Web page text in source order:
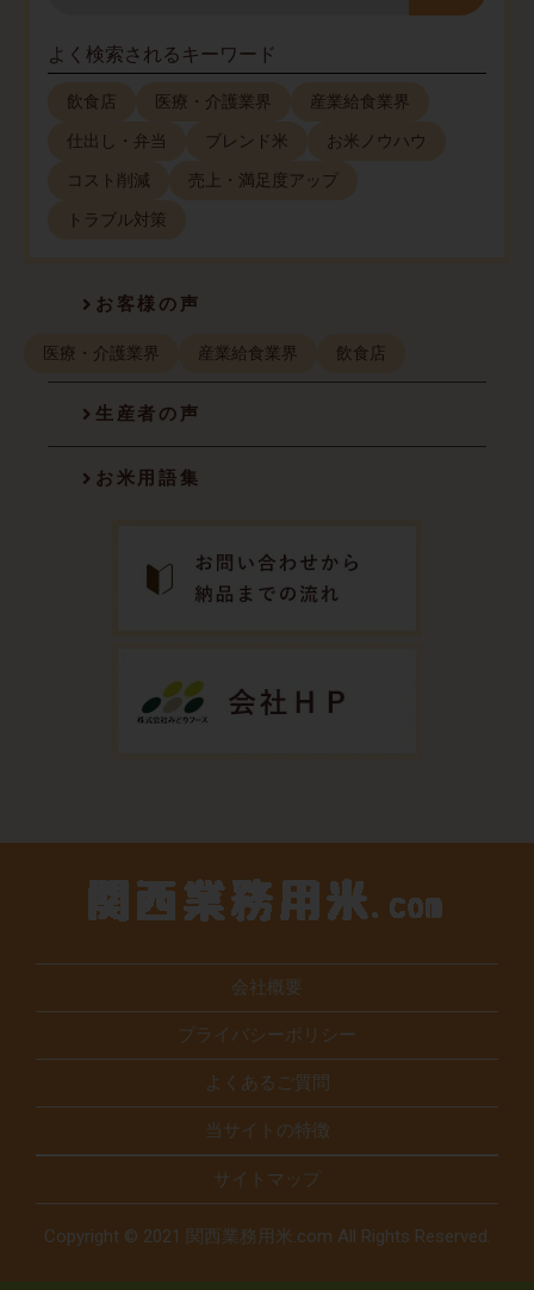
よく検索されるキーワード
飲食店 医療・介護業界 産業給食業界
仕出し・弁当 ブレンド米 お米ノウハウ
コスト削減 売上・満足度アップ
トラブル対策
お客様の声
医療・介護業界 産業給食業界 飲食店
生産者の声
お米用語集
会社概要
プライバシーポリシー
よくあるご質問
当サイトの特徴
サイトマップ
Copyright © 2021 関西業務用米.com All Rights Reserved.